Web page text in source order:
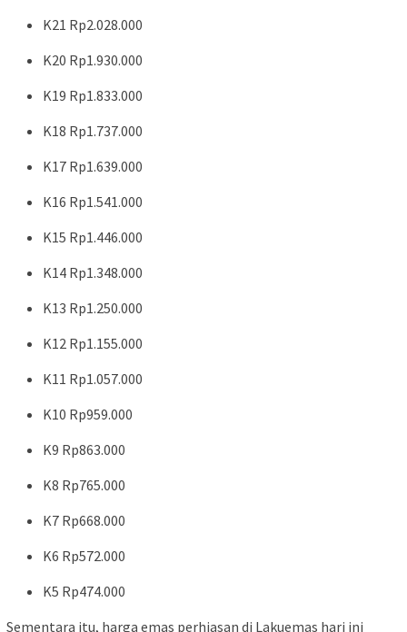
K21 Rp2.028.000
K20 Rp1.930.000
K19 Rp1.833.000
K18 Rp1.737.000
K17 Rp1.639.000
K16 Rp1.541.000
K15 Rp1.446.000
K14 Rp1.348.000
K13 Rp1.250.000
K12 Rp1.155.000
K11 Rp1.057.000
K10 Rp959.000
K9 Rp863.000
K8 Rp765.000
K7 Rp668.000
K6 Rp572.000
K5 Rp474.000
Sementara itu, harga emas perhiasan di Lakuemas hari ini